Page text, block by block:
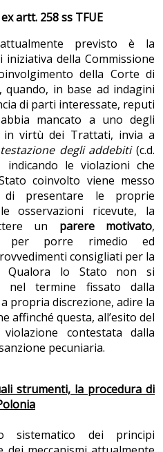
artt. 258 ss TFUE
previsto è la
della Commissione
della Corte di
quando, in base ad indagini
di parti interessate, reputi
mancato a uno degli
virtù dei Trattati, invia a
degli addebiti(c.d.
le violazioni che
coinvolto viene messo
di presentare le proprie
osservazioni ricevute, la
un parere motivato,
per porre rimedio ed
consigliati per la
Qualora lo Stato non si
termine fissato dalla
propria discrezione, adire la
affinché questa, all’esito del
contestata dalla
pecuniaria.
strumenti, la procedura di
sistematico dei principi